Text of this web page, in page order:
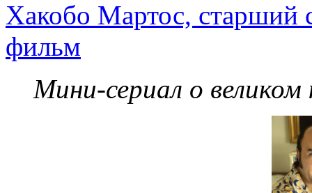
Хакобо Мартос, старший
фильм
Мини-сериал о великом